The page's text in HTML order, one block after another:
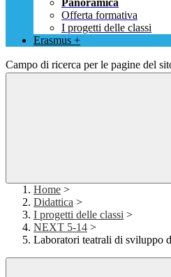
Panoramica
Offerta formativa
I progetti delle classi
Erasmus +
Campo di ricerca per le pagine del
Home >
Didattica >
I progetti delle classi >
NEXT 5-14 >
Laboratori teatrali di sviluppo